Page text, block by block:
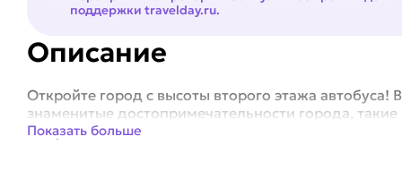
поддержки travelday.ru.
Описание
Откройте город с высоты второго этажа автобуса!
знаменитые достопримечательности города,
Дворцовая площадь - Исаакиевский и Казанский
Показать больше